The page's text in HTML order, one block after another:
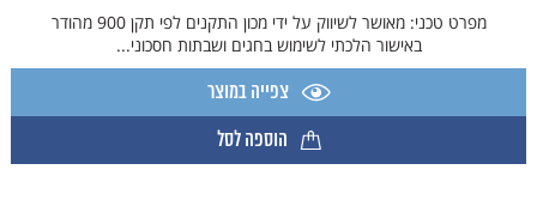
מפרט טכני: מאושר לשיווק על ידי מכון התקנים לפי תקן 900 מהודר
באישור הלכתי לשימוש בחגים ושבתות חסכוני...
צפייה במוצר
הוספה לסל